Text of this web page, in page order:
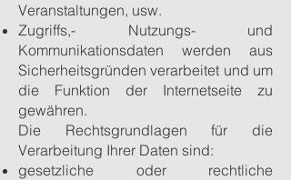
Veranstaltungen, usw.
Zugriffs,- Nutzungs- und
Kommunikationsdaten werden aus
Sicherheitsgründen verarbeitet und um
die Funktion der Internetseite zu
gewähren.
Die Rechtsgrundlagen für die
Verarbeitung Ihrer Daten sind:
gesetzliche oder rechtliche